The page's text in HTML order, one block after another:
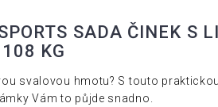
SADA ČINEK S
KG
svalovou hmotu? S touto
Vám to půjde snadno.